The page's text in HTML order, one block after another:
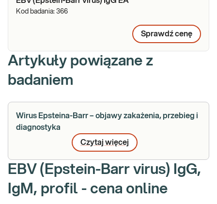
Kod badania: 366
Sprawdź cenę
Artykuły powiązane z
badaniem
Wirus Epsteina-Barr – objawy zakażenia, przebieg i
diagnostyka
Czytaj więcej
EBV (Epstein-Barr virus) IgG,
IgM, profil - cena online